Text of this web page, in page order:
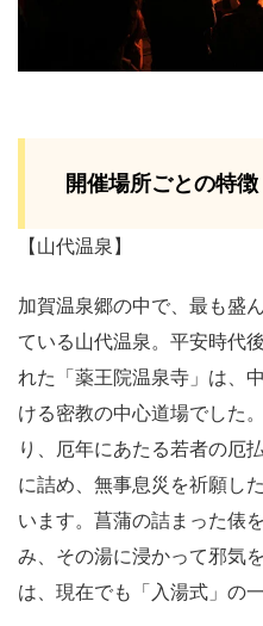
開催場所ごとの特徴
【山代温泉】
加賀温泉郷の中で、最も盛
ている山代温泉。平安時代
れた「薬王院温泉寺」は、
ける密教の中心道場でした
り、厄年にあたる若者の厄
に詰め、無事息災を祈願し
います。菖蒲の詰まった俵
み、その湯に浸かって邪気
は、現在でも「入湯式」の